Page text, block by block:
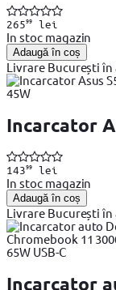
26599lei
In stoc magazin
Adaugă în coș
Livrare București în
Incarcator
14399lei
In stoc magazin
Adaugă în coș
Livrare București în
Incarcator